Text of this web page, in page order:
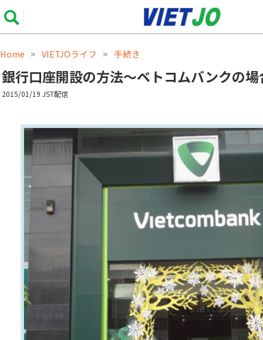
Home > VIETJOライフ > 手続き
銀行口座開設の方法～ベトコムバンクの場
2015/01/19 JST配信